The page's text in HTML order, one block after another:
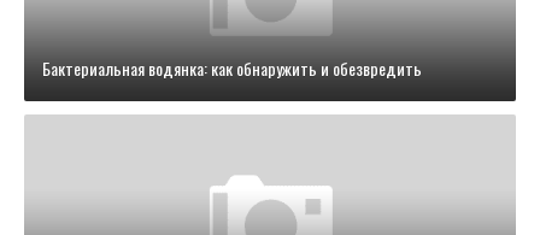
Бактериальная водянка: как обнаружить и обезвредить